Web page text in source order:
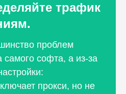
трафик
проблем
самого софта, а из-за
прокси, но не